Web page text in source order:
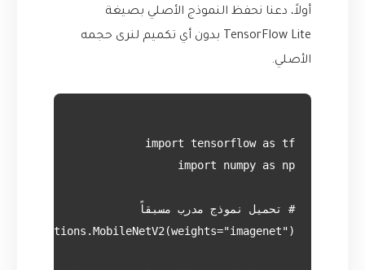
أولاً، دعنا نحفظ النموذج الأصلي بصيغة
TensorFlow Lite بدون أي تكميم لنرى حجمه
الأصلي.